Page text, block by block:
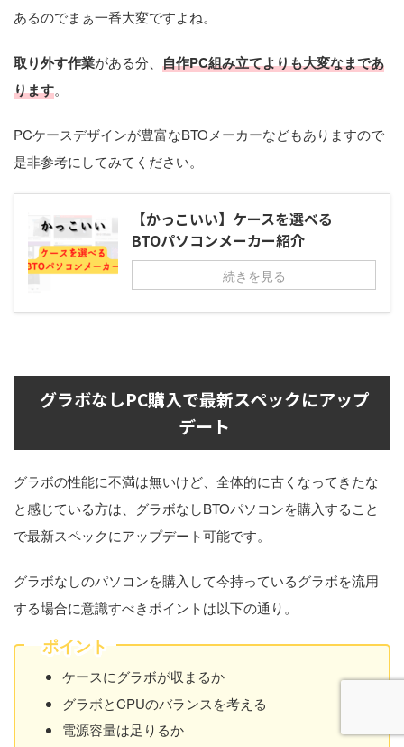
あるのでまぁ一番大変ですよね。
取り外す作業がある分、 自作PC組み立てよりも大変なまであ
ります。
PCケースデザインが豊富なBTOメーカーなどもありますので
是非参考にしてみてください。
【かっこいい】ケースを選べる
BTOパソコンメーカー紹介
続きを見る
グラボなしPC購入で最新スペックにアップ
デート
グラボの性能に不満は無いけど、全体的に古くなってきたな
と感じている方は、グラボなしBTOパソコンを購入すること
で最新スペックにアップデート可能です。
グラボなしのパソコンを購入して今持っているグラボを流用
する場合に意識すべきポイントは以下の通り。
ポイント
ケースにグラボが収まるか
グラボとCPUのバランスを考える
電源容量は足りるか